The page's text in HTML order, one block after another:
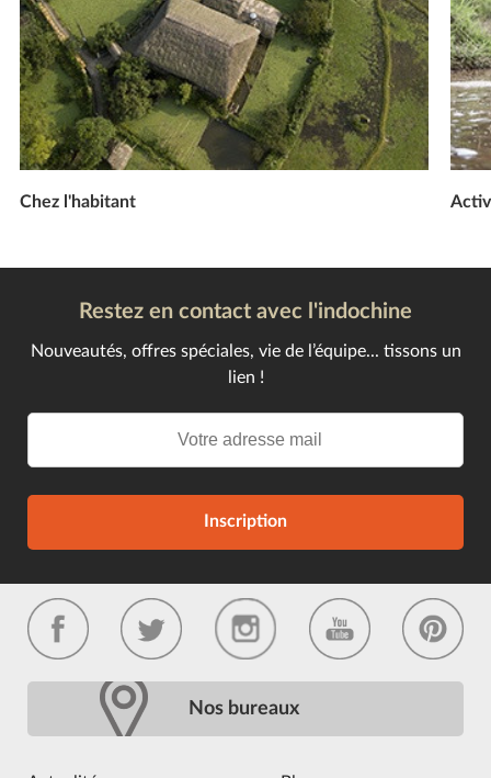
Chez l'habitant
Restez en contact avec l'indochine
Nouveautés, offres spéciales, vie de l’équipe... tissons un
lien !
Inscription
Nos bureaux